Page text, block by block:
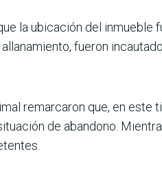
la ubicación del inmueble
fueron
remarcaron que, en este
de abandono.